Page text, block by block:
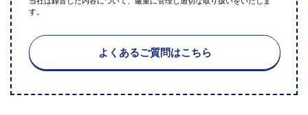
す。
よくあるご質問はこちら